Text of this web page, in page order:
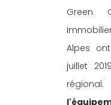
Green
Alpes
juillet